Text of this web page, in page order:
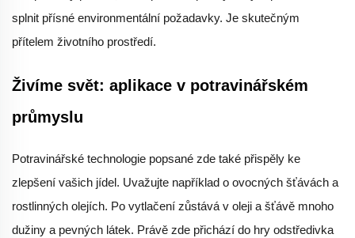
splnit přísné environmentální požadavky. Je skutečným
přítelem životního prostředí.
Živíme svět: aplikace v potravinářském
průmyslu
Potravinářské technologie popsané zde také přispěly ke
zlepšení vašich jídel. Uvažujte například o ovocných šťávách a
rostlinných olejích. Po vytlačení zůstává v oleji a šťávě mnoho
dužiny a pevných látek. Právě zde přichází do hry odstředivka